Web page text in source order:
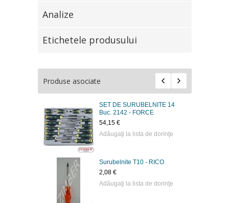
Analize
Etichetele produsului
Produse asociate
SET DE SURUBELNITE 14
Buc. 2142 - FORCE
54,15 €
Adăugaţi la lista de dorinţe
Surubelnite Т10 - RICO
2,08 €
Adăugaţi la lista de dorinţe